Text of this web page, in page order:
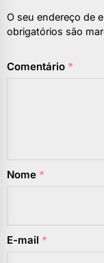
O seu endereço de
obrigatórios são
Comentário *
Nome *
E-mail *